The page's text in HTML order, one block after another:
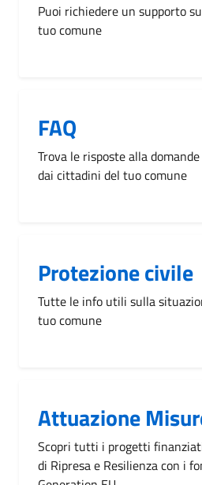
Puoi richiedere un supporto
tuo comune
FAQ
Trova le risposte alla
dai cittadini del tuo comune
Protezione civile
Tutte le info utili sulla
tuo comune
Attuazione
Scopri tutti i progetti
di Ripresa e Resilienza con i